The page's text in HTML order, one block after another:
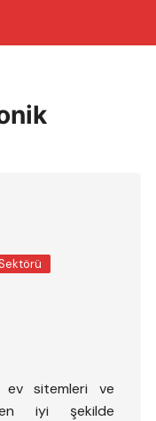
ev sitemleri ve
en iyi şekilde